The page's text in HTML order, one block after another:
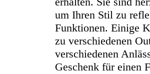
um Ihren Stil zu
Funktionen. Einige
zu verschiedenen
verschiedenen
Geschenk für einen